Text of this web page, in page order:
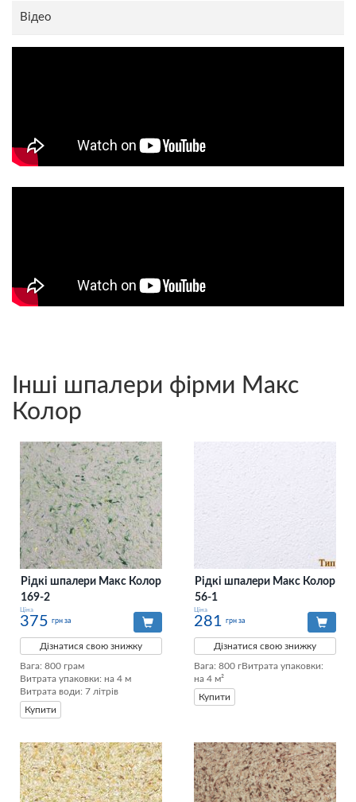
Відео
Інші шпалери фірми Макс
Колор
Рідкі шпалери Макс Колор
169-2
Ціна
375 грн за
Дізнатися свою знижку
Вага: 800 грам
Витрата упаковки: на 4 м
Витрата води: 7 літрів
Купити
Рідкі шпалери Макс Колор
56-1
Ціна
281 грн за
Дізнатися свою знижку
Вага: 800 гВитрата упаковки:
на 4 м²
Купити